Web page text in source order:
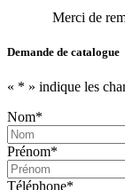
Merci de
Demande de catalogue
« * » indique les
Nom*
Prénom*
Téléphone*